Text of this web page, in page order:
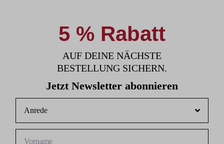
5 % Rabatt
AUF DEINE NÄCHSTE
BESTELLUNG SICHERN.
Jetzt Newsletter abonnieren